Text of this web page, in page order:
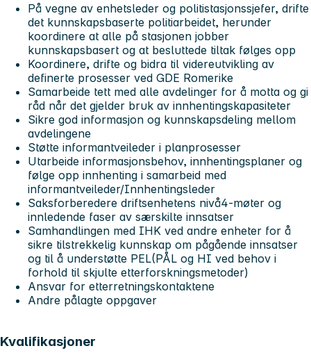
På vegne av enhetsleder og politistasjonssjefer, drifte
det kunnskapsbaserte politiarbeidet, herunder
koordinere at alle på stasjonen jobber
kunnskapsbasert og at besluttede tiltak følges opp
Koordinere, drifte og bidra til videreutvikling av
definerte prosesser ved GDE Romerike
Samarbeide tett med alle avdelinger for å motta og gi
råd når det gjelder bruk av innhentingskapasiteter
Sikre god informasjon og kunnskapsdeling mellom
avdelingene
Støtte informantveileder i planprosesser
Utarbeide informasjonsbehov, innhentingsplaner og
følge opp innhenting i samarbeid med
informantveileder/Innhentingsleder
Saksforberedere driftsenhetens nivå4-møter og
innledende faser av særskilte innsatser
Samhandlingen med IHK ved andre enheter for å
sikre tilstrekkelig kunnskap om pågående innsatser
og til å understøtte PEL(PÅL og HI ved behov i
forhold til skjulte etterforskningsmetoder)
Ansvar for etterretningskontaktene
Andre pålagte oppgaver
Kvalifikasjoner